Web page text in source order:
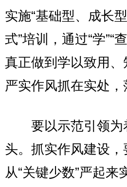
实施“基础型、成长
式”培训，通过“学”“
真正做到学以致用
严实作风抓在实处，
要以示范引领为
头。抓实作风建设
从“关键少数”严起